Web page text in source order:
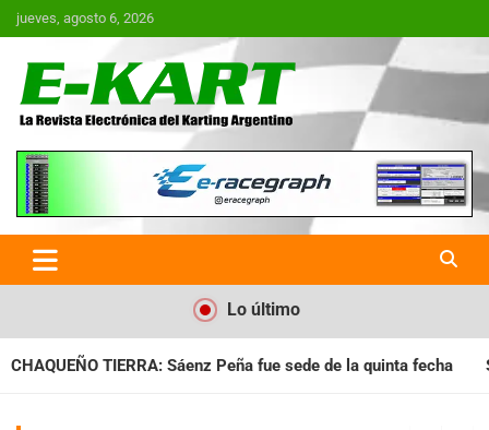
Saltar
al
jueves, agosto 6, 2026
E-Kart.com.ar | La Revista
Electrónica del Karting en
Argentina
Lo último
fue sede de la quinta fecha SANTIAGUEÑO: Se cumplió